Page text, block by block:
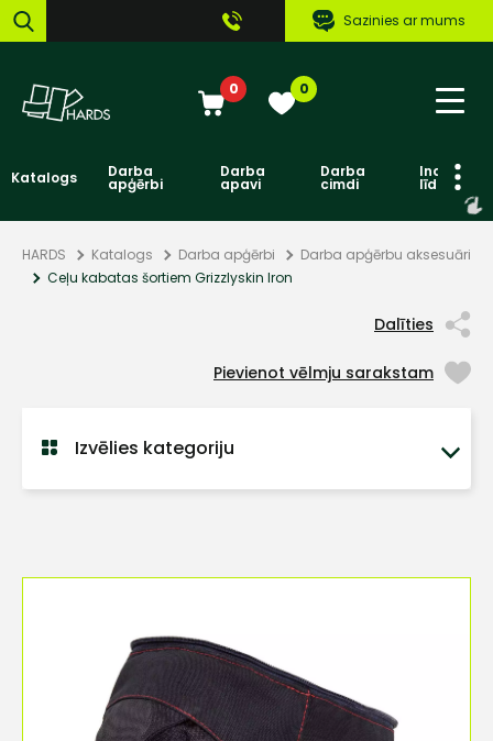
Sazinies ar mums
0 0
Katalogs Darba
apģērbi
Darba
apavi
Darba
cimdi līdzekļi
HARDS Katalogs Darba apģērbi
Darba apģērbu aksesuāri
Ceļu kabatas šortiem Grizzlyskin Iron
Dalīties
Pievienot vēlmju sarakstam
Izvēlies kategoriju